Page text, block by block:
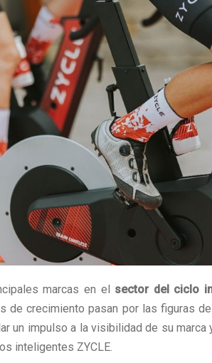
marcas en el sector del ciclo
de crecimiento pasan por las figuras
un impulso a la visibilidad de su
inteligentes ZYCLE.